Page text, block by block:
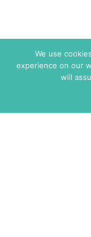
We use
experience on our
will